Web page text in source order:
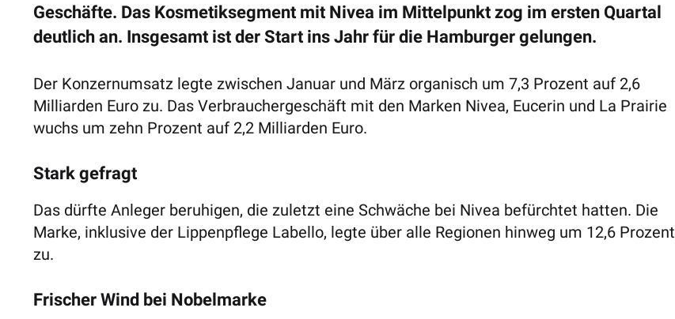
Geschäfte. Das Kosmetiksegment mit Nivea im Mittelpunkt zog im ersten Quartal
deutlich an. Insgesamt ist der Start ins Jahr für die Hamburger gelungen.
Der Konzernumsatz legte zwischen Januar und März organisch um 7,3 Prozent auf 2,6
Milliarden Euro zu. Das Verbrauchergeschäft mit den Marken Nivea, Eucerin und La Prairie
wuchs um zehn Prozent auf 2,2 Milliarden Euro.
Stark gefragt
Das dürfte Anleger beruhigen, die zuletzt eine Schwäche bei Nivea befürchtet hatten. Die
Marke, inklusive der Lippenpflege Labello, legte über alle Regionen hinweg um 12,6 Prozent
zu.
Frischer Wind bei Nobelmarke